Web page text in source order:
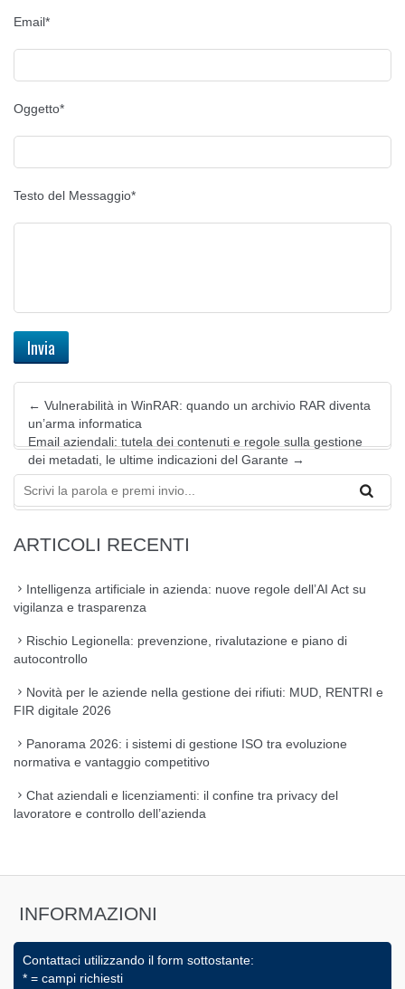
Email*
Oggetto*
Testo del Messaggio*
← Vulnerabilità in WinRAR: quando un archivio RAR diventa
un’arma informatica
Email aziendali: tutela dei contenuti e regole sulla gestione
dei metadati, le ultime indicazioni del Garante →
ARTICOLI RECENTI
Intelligenza artificiale in azienda: nuove regole dell’AI Act su
vigilanza e trasparenza
Rischio Legionella: prevenzione, rivalutazione e piano di
autocontrollo
Novità per le aziende nella gestione dei rifiuti: MUD, RENTRI e
FIR digitale 2026
Panorama 2026: i sistemi di gestione ISO tra evoluzione
normativa e vantaggio competitivo
Chat aziendali e licenziamenti: il confine tra privacy del
lavoratore e controllo dell’azienda
INFORMAZIONI
Contattaci utilizzando il form sottostante:
* = campi richiesti